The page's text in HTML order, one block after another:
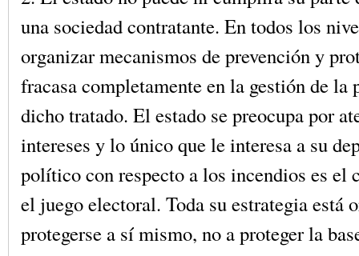
una sociedad contratante. En todos los
organizar mecanismos de prevención y
fracasa completamente en la gestión de la
dicho tratado. El estado se preocupa por
intereses y lo único que le interesa a su
político con respecto a los incendios es el
el juego electoral. Toda su estrategia está
protegerse a sí mismo, no a proteger la